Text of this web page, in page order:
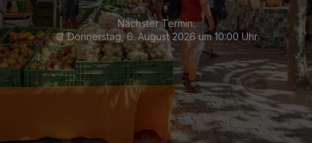
Nächster Termin:
📆 Donnerstag, 6. August 2026 um 10:00 Uhr